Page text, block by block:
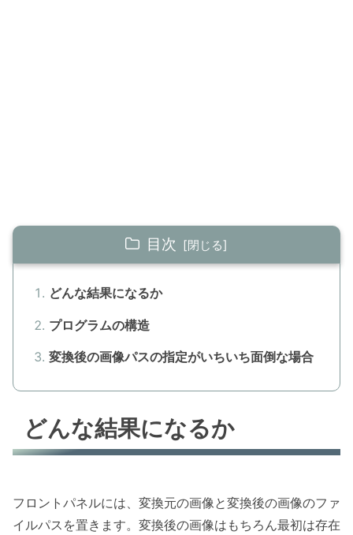
目次
どんな結果になるか
プログラムの構造
変換後の画像パスの指定がいちいち面倒な場合
どんな結果になるか
フロントパネルには、変換元の画像と変換後の画像のファ
イルパスを置きます。変換後の画像はもちろん最初は存在